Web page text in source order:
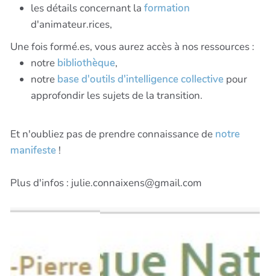
les détails concernant la formation
d'animateur.rices,
Une fois formé.es, vous aurez accès à nos ressources :
notre bibliothèque,
notre base d'outils d'intelligence collective pour
approfondir les sujets de la transition.
Et n'oubliez pas de prendre connaissance de notre
manifeste !
Plus d'infos : julie.connaixens@gmail.com